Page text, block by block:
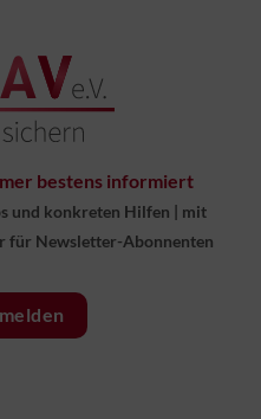
bestens informiert
und konkreten Hilfen | mit
für Newsletter-Abonnenten